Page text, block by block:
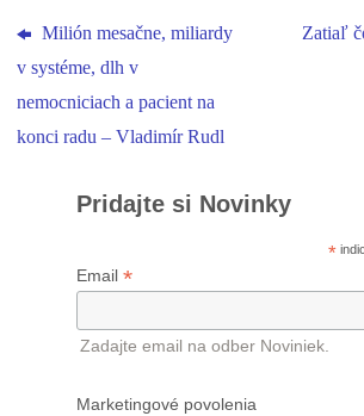
Milión mesačne, miliardy
v systéme, dlh v
nemocniciach a pacient na
konci radu – Vladimír Rudl
Zatiaľ
Pridajte si Novinky
*
Email *
Zadajte email na odber Noviniek.
Marketingové povolenia